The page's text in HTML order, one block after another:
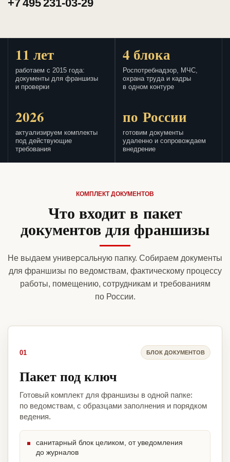
+7 495 231-03-29
11 лет
работаем с 2015 года:
документы для франшизы
и проверки
4 блока
Роспотребнадзор, МЧС,
охрана труда и кадры
в одном контуре
2026
актуализируем комплекты
под действующие
требования
по России
готовим документы
удаленно и сопровождаем
внедрение
КОМПЛЕКТ ДОКУМЕНТОВ
Что входит в пакет
документов для франшизы
Не выдаем универсальную папку. Собираем документы
для франшизы по ведомствам, фактическому процессу
работы, помещению, сотрудникам и требованиям
по России.
01 БЛОК ДОКУМЕНТОВ
Пакет под ключ
Готовый комплект для франшизы в одной папке:
по ведомствам, с образцами заполнения и порядком
ведения.
санитарный блок целиком, от уведомления
до журналов